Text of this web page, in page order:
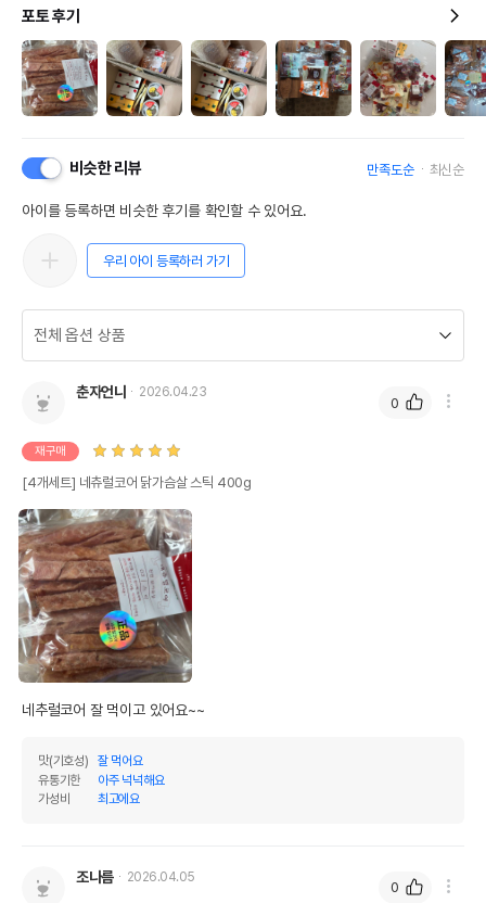
포토 후기
비슷한 리뷰 만족도순 최신순
아이를 등록하면 비슷한 후기를 확인할 수 있어요.
우리 아이 등록하러 가기
춘자언니 2026.04.23
재구매
[4개세트] 네츄럴코어 닭가슴살 스틱 400g
네추럴코어 잘 먹이고 있어요~~
맛(기호성)
잘 먹어요
유통기한
아주 넉넉해요
가성비
최고에요
0
조나름 2026.04.05
0